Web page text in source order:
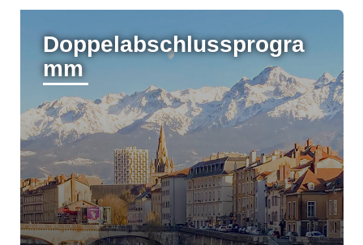
Doppelabschlussprogra
mm